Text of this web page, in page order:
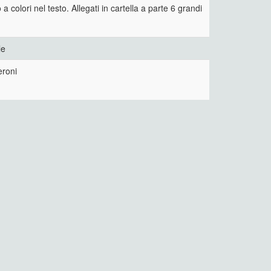
a colori nel testo. Allegati in cartella a parte 6 grandi